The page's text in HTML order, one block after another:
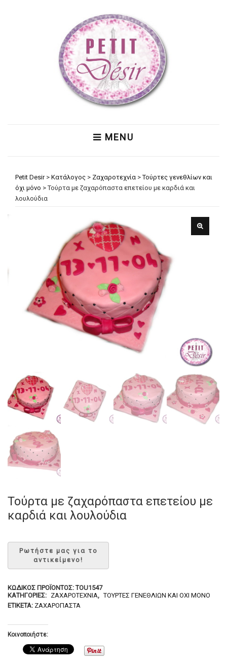
MENU
Petit Desir> Κατάλογος > Ζαχαροτεχνία >Τούρτες γενεθλίων και
όχι μόνο >Τούρτα με ζαχαρόπαστα επετείου με καρδιά και
λουλούδια
Τούρτα με ζαχαρόπαστα επετείου με
καρδιά και λουλούδια
ΚΩΔΙΚΌΣ ΠΡΟΪΌΝΤΟΣ:TOU1547
ΚΑΤΗΓΟΡΊΕΣ: ΖΑΧΑΡΟΤΕΧΝΊΑ, ΤΟΎΡΤΕΣ ΓΕΝΕΘΛΊΩΝ ΚΑΙ ΌΧΙ ΜΌΝΟ
ΕΤΙΚΈΤΑ: ΖΑΧΑΡΌΠΑΣΤΑ
Κοινοποιήστε: